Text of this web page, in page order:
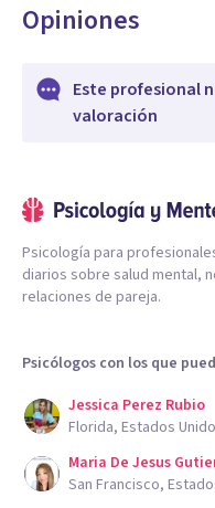
Opiniones
Este profesional
valoración
Psicología para
diarios sobre salud mental,
relaciones de pareja.
Psicólogos con los que
Jessica Perez Rubio
Florida, Estados
Maria De Jesus
San Francisco,